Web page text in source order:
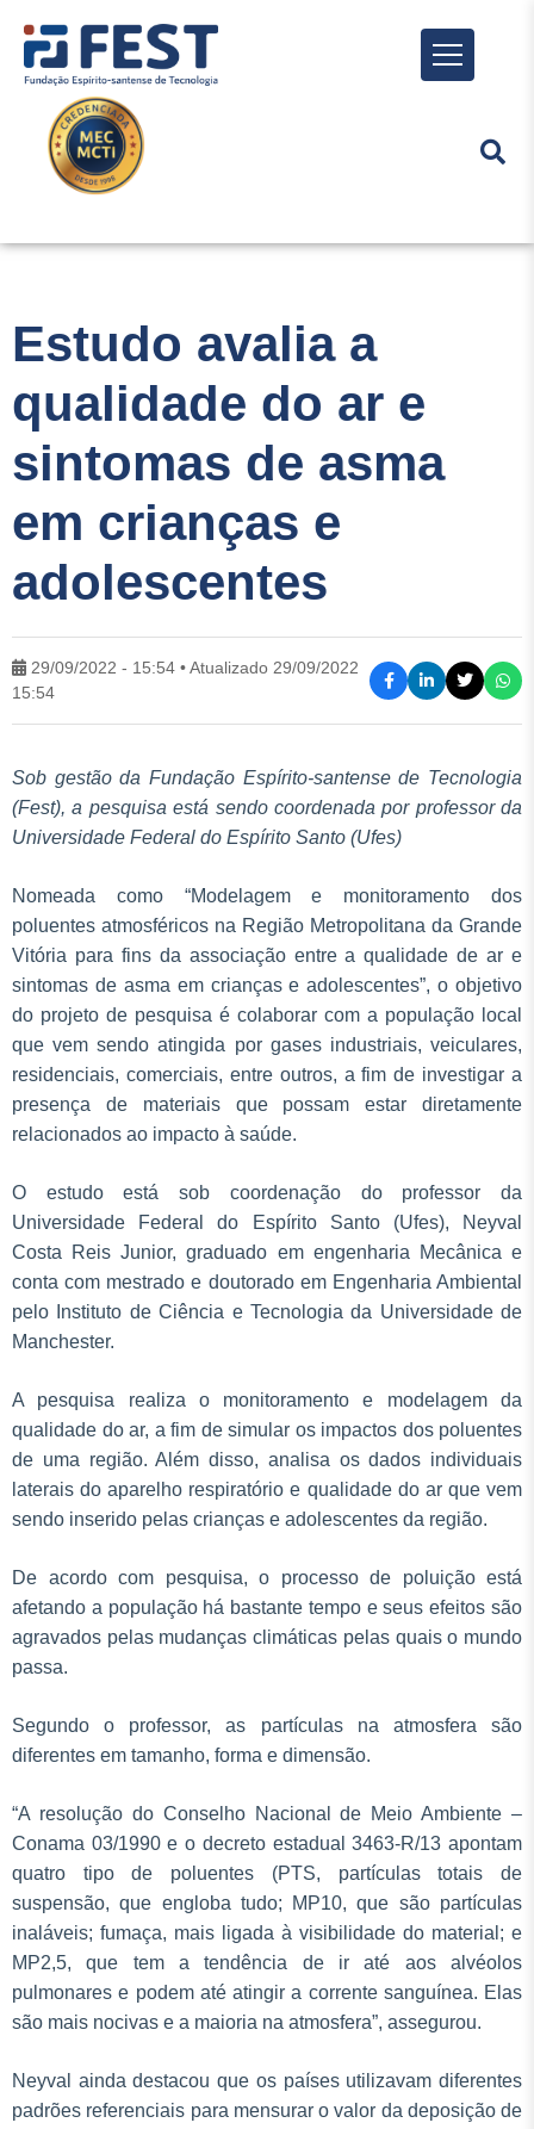
Menu
Estudo avalia a
qualidade do ar e
sintomas de asma
em crianças e
adolescentes
29/09/2022 - 15:54 • Atualizado 29/09/2022
15:54
Sob gestão da Fundação Espírito-santense de Tecnologia
(Fest), a pesquisa está sendo coordenada por professor da
Universidade Federal do Espírito Santo (Ufes)
Nomeada como “Modelagem e monitoramento dos
poluentes atmosféricos na Região Metropolitana da Grande
Vitória para fins da associação entre a qualidade de ar e
sintomas de asma em crianças e adolescentes”, o objetivo
do projeto de pesquisa é colaborar com a população local
que vem sendo atingida por gases industriais, veiculares,
residenciais, comerciais, entre outros, a fim de investigar a
presença de materiais que possam estar diretamente
relacionados ao impacto à saúde.
O estudo está sob coordenação do professor da
Universidade Federal do Espírito Santo (Ufes), Neyval
Costa Reis Junior, graduado em engenharia Mecânica e
conta com mestrado e doutorado em Engenharia Ambiental
pelo Instituto de Ciência e Tecnologia da Universidade de
Manchester.
A pesquisa realiza o monitoramento e modelagem da
qualidade do ar, a fim de simular os impactos dos poluentes
de uma região. Além disso, analisa os dados individuais
laterais do aparelho respiratório e qualidade do ar que vem
sendo inserido pelas crianças e adolescentes da região.
De acordo com pesquisa, o processo de poluição está
afetando a população há bastante tempo e seus efeitos são
agravados pelas mudanças climáticas pelas quais o mundo
passa.
Segundo o professor, as partículas na atmosfera são
diferentes em tamanho, forma e dimensão.
“A resolução do Conselho Nacional de Meio Ambiente –
Conama 03/1990 e o decreto estadual 3463-R/13 apontam
quatro tipo de poluentes (PTS, partículas totais de
suspensão, que engloba tudo; MP10, que são partículas
inaláveis; fumaça, mais ligada à visibilidade do material; e
MP2,5, que tem a tendência de ir até aos alvéolos
pulmonares e podem até atingir a corrente sanguínea. Elas
são mais nocivas e a maioria na atmosfera”, assegurou.
Neyval ainda destacou que os países utilizavam diferentes
padrões referenciais para mensurar o valor da deposição de